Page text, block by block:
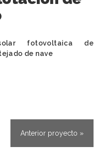
fotovoltaica de
de nave
Anterior proyecto »